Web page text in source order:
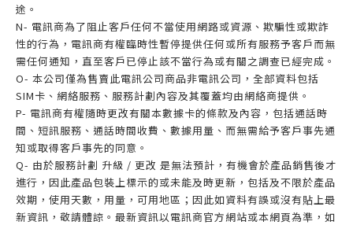
途。
N- 電訊商為了阻止客戶任何不當使用網路或資源、欺騙性或欺詐
性的行為，電訊商有權臨時性暫停提供任何或所有服務予客戶而無
需任何通知，直至客戶已停止該不當行為或有關之調查已經完成。
O- 本公司僅為售賣此電訊公司商品非電訊公司，全部資料包括
SIM卡、網絡服務、服務計劃內容及其覆蓋均由網絡商提供。
P- 電訊商有權隨時更改有關本數據卡的條款及內容，包括通話時
間、短訊服務、通話時間收費、數據用量、而無需給予客戶事先通
知或取得客戶事先的同意。
Q- 由於服務計劃 升級 / 更改 是無法預計，有機會於產品銷售後才
進行，因此產品包裝上標示的或未能及時更新，包括及不限於產品
效期，使用天數，用量，可用地區；因此如資料有誤或沒有貼上最
新資訊，敬請體諒。最新資訊以電訊商官方網站或本網頁為準，如